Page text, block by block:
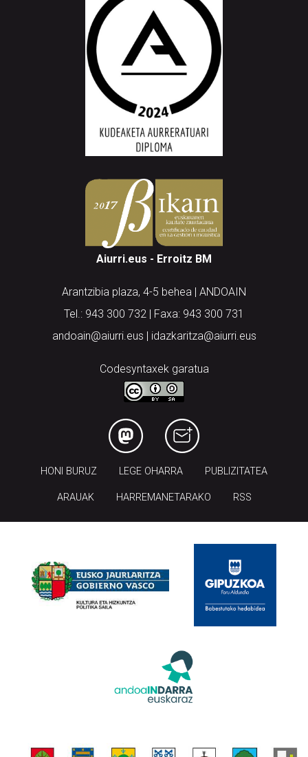
Aiurri.eus - Erroitz BM
Arantzibia plaza, 4-5 behea | ANDOAIN
Tel.: 943 300 732 | Faxa: 943 300 731
andoain@aiurri.eus | idazkaritza@aiurri.eus
Codesyntaxek garatua
HONI BURUZ LEGE OHARRA PUBLIZITATEA
ARAUAK HARREMANETARAKO RSS